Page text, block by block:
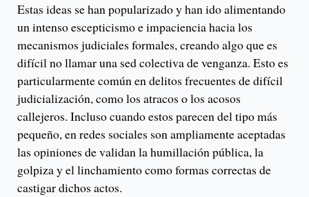
Estas ideas se han popularizado y han ido alimentando
un intenso escepticismo e impaciencia hacia los
mecanismos judiciales formales, creando algo que es
difícil no llamar una sed colectiva de venganza. Esto es
particularmente común en delitos frecuentes de difícil
judicialización, como los atracos o los acosos
callejeros. Incluso cuando estos parecen del tipo más
pequeño, en redes sociales son ampliamente aceptadas
las opiniones de validan la humillación pública, la
golpiza y el linchamiento como formas correctas de
castigar dichos actos.